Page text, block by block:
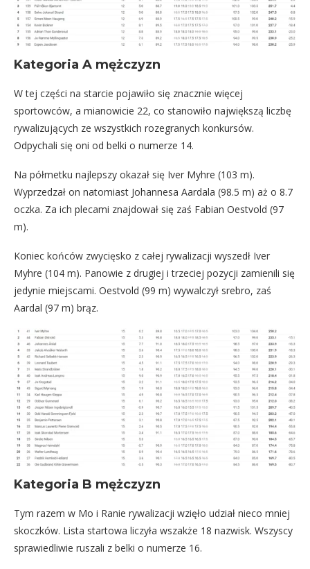
Kategoria A mężczyzn
W tej części na starcie pojawiło się znacznie więcej
sportowców, a mianowicie 22, co stanowiło największą liczbę
rywalizujących ze wszystkich rozegranych konkursów.
Odpychali się oni od belki o numerze 14.
Na półmetku najlepszy okazał się Iver Myhre (103 m).
Wyprzedzał on natomiast Johannesa Aardala (98.5 m) aż o 8.7
oczka. Za ich plecami znajdował się zaś Fabian Oestvold (97
m).
Koniec końców zwycięsko z całej rywalizacji wyszedł Iver
Myhre (104 m). Panowie z drugiej i trzeciej pozycji zamienili się
jedynie miejscami. Oestvold (99 m) wywalczył srebro, zaś
Aardal (97 m) brąz.
Kategoria B mężczyzn
Tym razem w Mo i Ranie rywalizacji wzięło udział nieco mniej
skoczków. Lista startowa liczyła wszakże 18 nazwisk. Wszyscy
sprawiedliwie ruszali z belki o numerze 16.